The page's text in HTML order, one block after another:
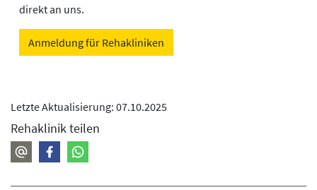
direkt an uns.
Anmeldung für Rehakliniken
Letzte Aktualisierung: 07.10.2025
Rehaklinik teilen